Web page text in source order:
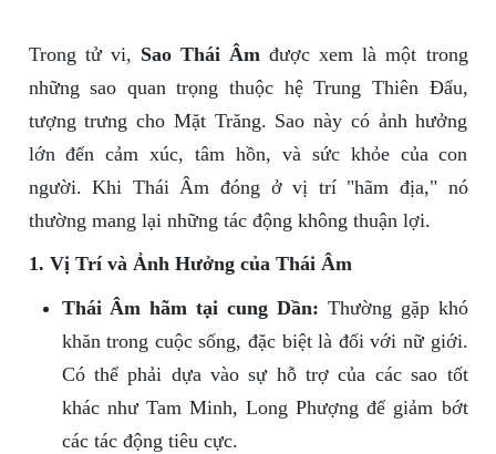
Trong tử vi, Sao Thái Âm được xem là một trong
những sao quan trọng thuộc hệ Trung Thiên Đẩu,
tượng trưng cho Mặt Trăng. Sao này có ảnh hưởng
lớn đến cảm xúc, tâm hồn, và sức khỏe của con
người. Khi Thái Âm đóng ở vị trí "hãm địa," nó
thường mang lại những tác động không thuận lợi.
1. Vị Trí và Ảnh Hưởng của Thái Âm
Thái Âm hãm tại cung Dần: Thường gặp khó
khăn trong cuộc sống, đặc biệt là đối với nữ giới.
Có thể phải dựa vào sự hỗ trợ của các sao tốt
khác như Tam Minh, Long Phượng để giảm bớt
các tác động tiêu cực.